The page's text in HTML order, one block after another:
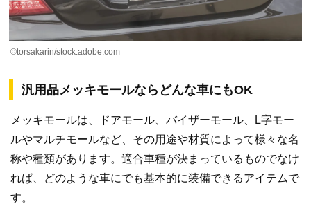
©torsakarin/stock.adobe.com
汎用品メッキモールならどんな車にもOK
メッキモールは、ドアモール、バイザーモール、L字モー
ルやマルチモールなど、その用途や材質によって様々な名
称や種類があります。適合車種が決まっているものでなけ
れば、どのような車にでも基本的に装備できるアイテムで
す。